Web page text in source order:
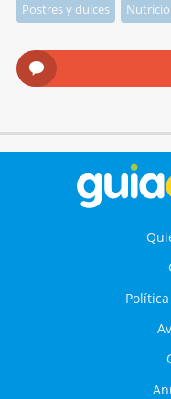
Postres y dulces